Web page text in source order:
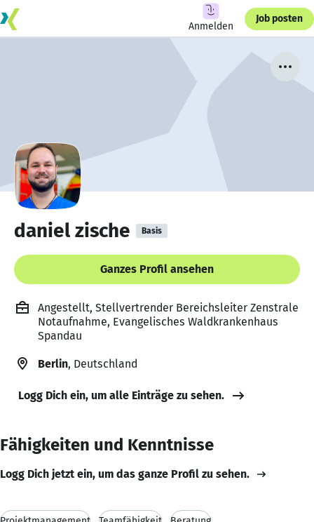
Anmelden
Job posten
daniel zische Basis
Ganzes Profil ansehen
Angestellt, Stellvertrender Bereichsleiter Zenstrale
Notaufnahme, Evangelisches Waldkrankenhaus
Spandau
Berlin, Deutschland
Logg Dich ein, um alle Einträge zu sehen.
Fähigkeiten und Kenntnisse
Logg Dich jetzt ein, um das ganze Profil zu sehen.